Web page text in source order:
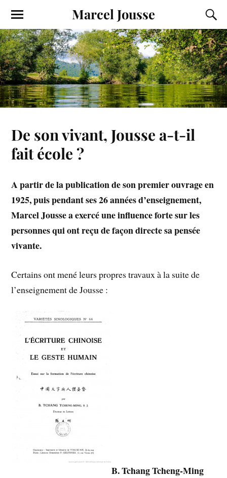
Marcel Jousse
De son vivant, Jousse a-t-il
fait école ?
A partir de la publication de son premier ouvrage en
1925, puis pendant ses 26 années d’enseignement,
Marcel Jousse a exercé une influence forte sur les
personnes qui ont reçu de façon directe sa pensée
vivante.
Certains ont mené leurs propres travaux à la suite de
l’enseignement de Jousse :
B. Tchang Tcheng-Ming